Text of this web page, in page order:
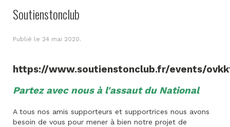
Soutienstonclub
Publié le 24 mai 2020.
https://www.soutienstonclub.fr/events/
Partez avec nous à l'assaut du National
A tous nos amis supporteurs et supportrices nous avons
besoin de vous pour mener à bien notre projet de